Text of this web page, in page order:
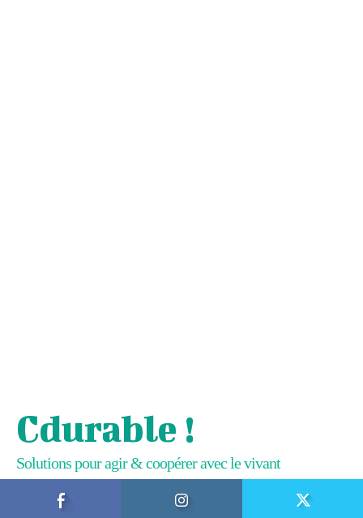
Cdurable !
Solutions pour agir & coopérer avec le vivant